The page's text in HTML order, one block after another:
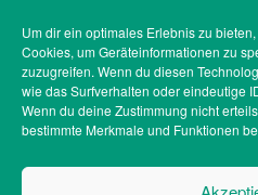
Um dir ein optimales Erlebnis zu
Cookies, um Geräteinformationen zu
zuzugreifen. Wenn du diesen
wie das Surfverhalten oder eindeutige
Wenn du deine Zustimmung nicht
bestimmte Merkmale und Funktionen
Catering
Webshop
Filialen
Kontakt
Teilnahmebedingungen
Impressum